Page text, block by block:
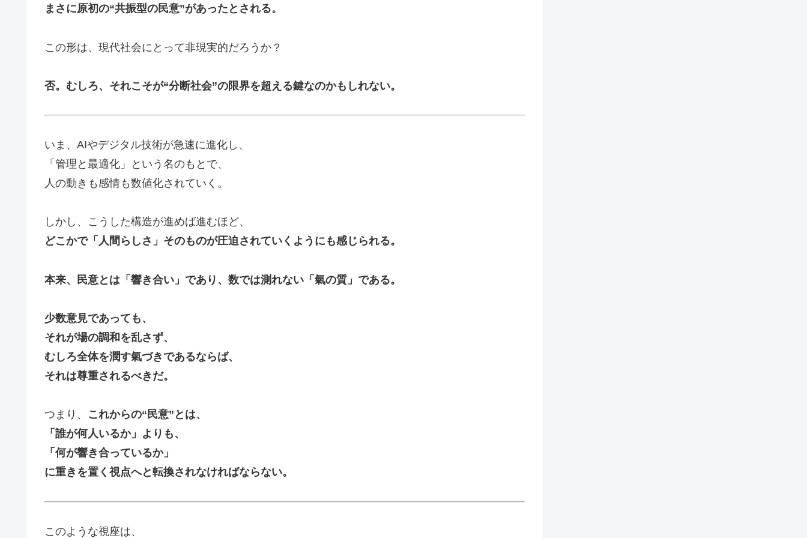
まさに原初の“共振型の民意”があったとされる。
この形は、現代社会にとって非現実的だろうか？
否。むしろ、それこそが“分断社会”の限界を超える鍵なのかもしれない。
いま、AIやデジタル技術が急速に進化し、
「管理と最適化」という名のもとで、
人の動きも感情も数値化されていく。
しかし、こうした構造が進めば進むほど、
どこかで「人間らしさ」そのものが圧迫されていくようにも感じられる。
本来、民意とは「響き合い」であり、数では測れない「氣の質」である。
少数意見であっても、
それが場の調和を乱さず、
むしろ全体を潤す氣づきであるならば、
それは尊重されるべきだ。
つまり、 これからの“民意”とは、
「誰が何人いるか」よりも、
「何が響き合っているか」
に重きを置く視点へと転換されなければならない。
このような視座は、